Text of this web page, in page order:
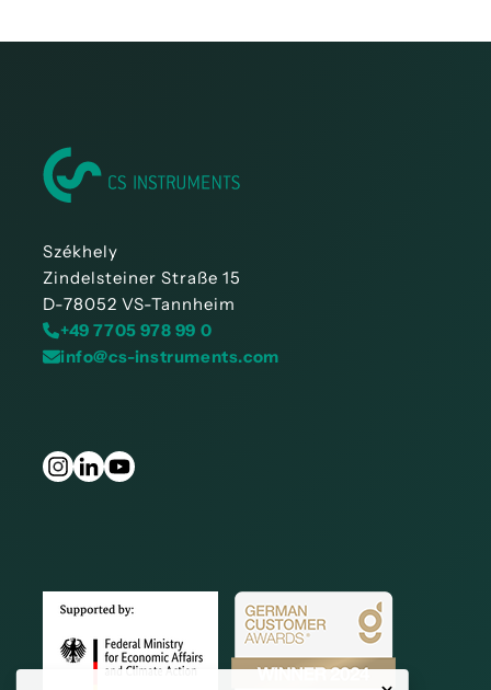
Székhely
Zindelsteiner Straße 15
D-78052 VS-Tannheim
+49 7705 978 99 0
info@cs-instruments.com